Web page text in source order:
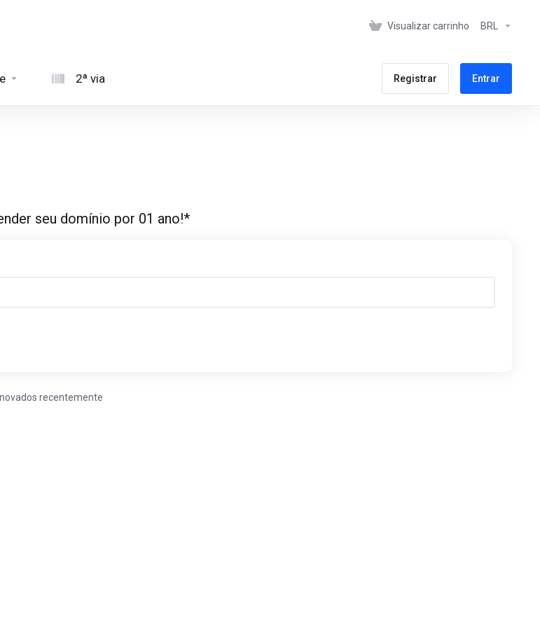
Visualizar carrinho BRL
2ª via Registrar Entrar
seu domínio por 01 ano!*
recentemente